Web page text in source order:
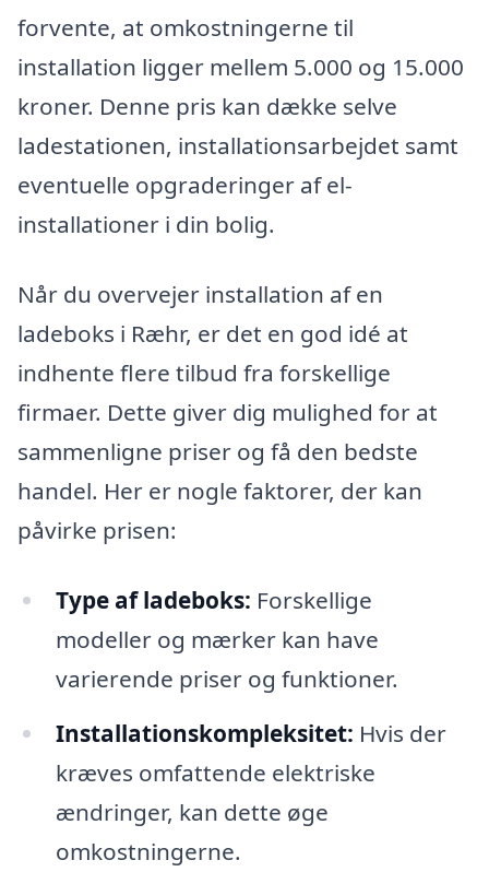
forvente, at omkostningerne til
installation ligger mellem 5.000 og 15.000
kroner. Denne pris kan dække selve
ladestationen, installationsarbejdet samt
eventuelle opgraderinger af el-
installationer i din bolig.
Når du overvejer installation af en
ladeboks i Ræhr, er det en god idé at
indhente flere tilbud fra forskellige
firmaer. Dette giver dig mulighed for at
sammenligne priser og få den bedste
handel. Her er nogle faktorer, der kan
påvirke prisen:
Type af ladeboks: Forskellige
modeller og mærker kan have
varierende priser og funktioner.
Installationskompleksitet: Hvis der
kræves omfattende elektriske
ændringer, kan dette øge
omkostningerne.